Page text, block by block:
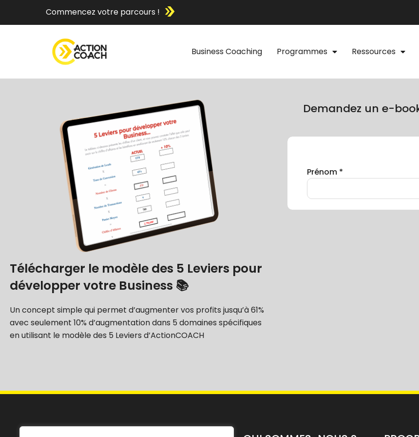
Commencez votre parcours !
Business Coaching Programmes Ressources
Télécharger le modèle des 5 Leviers pour
développer votre Business 📚
Un concept simple qui permet d’augmenter vos profits jusqu’à 61%
avec seulement 10% d’augmentation dans 5 domaines spécifiques
en utilisant le modèle des 5 Leviers d’ActionCOACH
Demandez un e-